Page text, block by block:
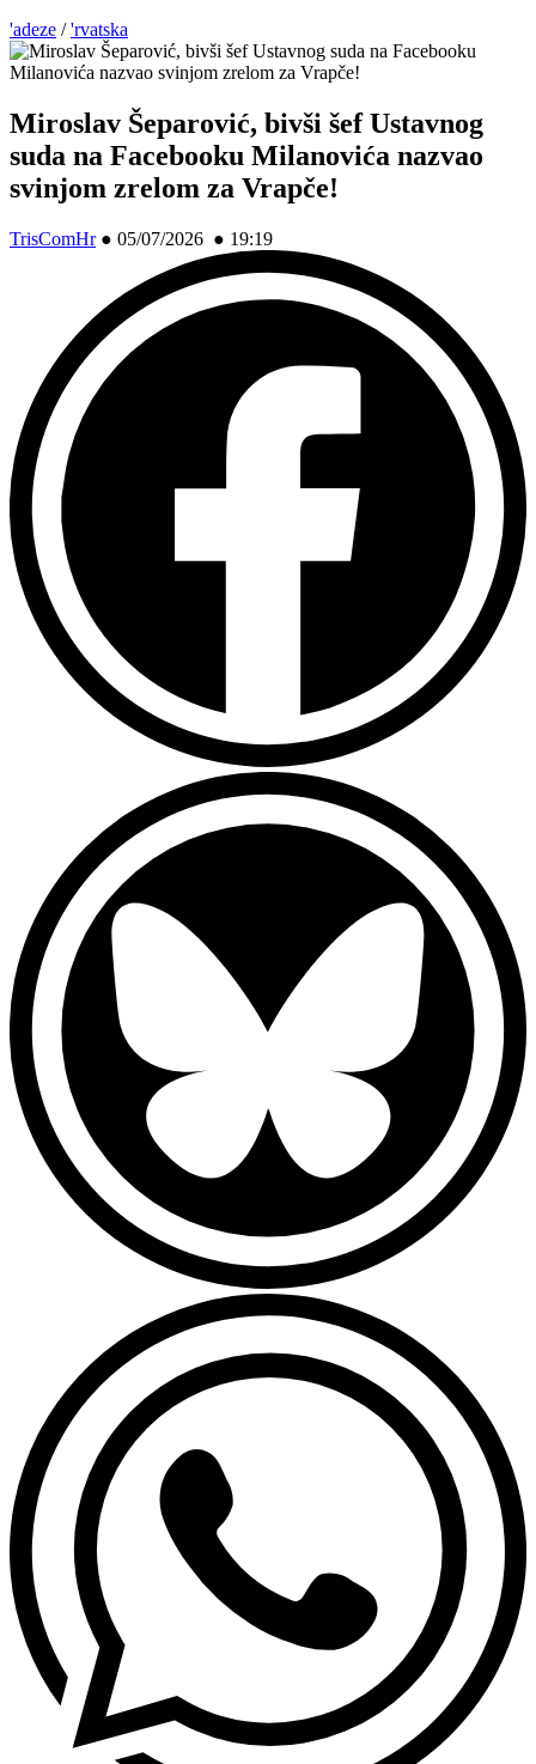
'adeze /'rvatska
Miroslav Šeparović, bivši šef Ustavnog
suda na Facebooku Milanovića nazvao
svinjom zrelom za Vrapče!
TrisComHr● 05/07/2026 ● 19:19